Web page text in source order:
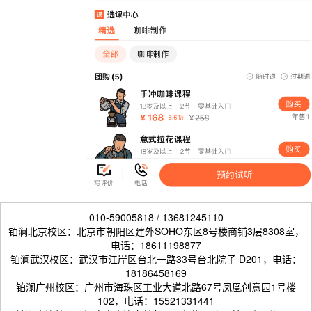
010-59005818 / 13681245110
铂澜北京校区：北京市朝阳区建外SOHO东区8号楼商铺3层8308室，
电话：18611198877
铂澜武汉校区：武汉市江岸区台北一路33号台北院子 D201，电话：
18186458169
铂澜广州校区：广州市海珠区工业大道北路67号凤凰创意园1号楼
102，电话：15521331441